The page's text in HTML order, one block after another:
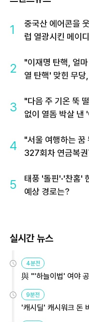
1
중국산 에어콘을
럽 열광시킨 메이디
2
"이재명 탄핵, 얼
열 탄핵' 맞힌 무
3
"다음 주 기온 뚝
없이 열돔 박살 낸
4
"서울 여행하는
327회차 연금복
5
태풍 '돌핀'·'찬홈'
예상 경로는?
실시간 뉴스
4분전
與 "'하늘이법' 여야
9분전
'캐시딜' 캐시워크 돈